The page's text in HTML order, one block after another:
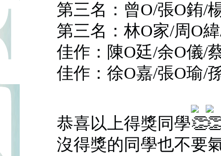
第三名：曾O/張O銪/
第三名：林O家/周O
佳作：陳O廷/余O儀/
佳作：徐O嘉/張O瑜/
恭喜以上得獎同學
沒得獎的同學也不要